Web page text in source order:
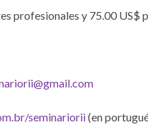
profesionales y 75.00 US$
seminariorii(en